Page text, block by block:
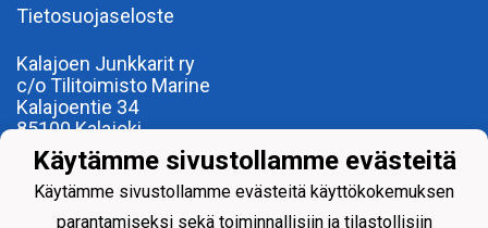
Tietosuojaseloste
Kalajoen Junkkarit ry
c/o Tilitoimisto Marine
Kalajoentie 34
85100 Kalajoki
Y-tunnus 0185922-0
Yhdistysrekisterinumero 120.904
Käytämme sivustollamme evästeitä
Käytämme sivustollamme evästeitä käyttökokemuksen
parantamiseksi sekä toiminnallisiin ja tilastollisiin